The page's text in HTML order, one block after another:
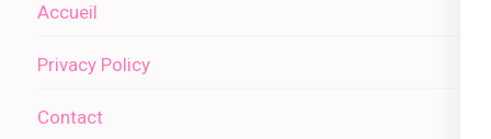
Accueil
Privacy Policy
Contact